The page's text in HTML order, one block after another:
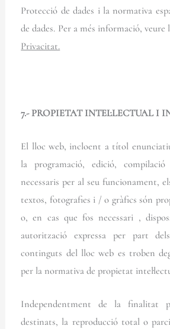
Protecció de dades i la normativa
de dades. Per a més informació, veure
Privacitat.
7.- PROPIETAT INTEL·LECTUAL I
El lloc web, incloent a títol
la programació, edició,
necessaris per al seu funcionament,
textos, fotografies i / o gràfics són
o, en cas que fos necessari ,
autorització expressa per part
continguts del lloc web es troben
per la normativa de propietat
Independentment de la finalitat
destinats, la reproducció total o